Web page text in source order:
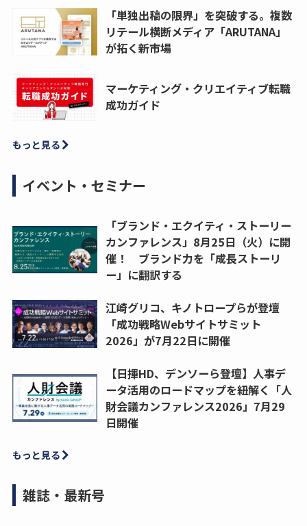
「単独出稿の限界」を突破する。複数
リテール横断メディア「ARUTANA」
が拓く新市場
マーケティング・クリエイティブ転職
成功ガイド
もっと見る
イベント・セミナー
「ブランド・エクイティ・ストーリー
カンファレンス」8月25日（火）に開
催！ ブランド力を「成長ストーリ
ー」に翻訳する
江崎グリコ、キノトロープらが登壇
「成功戦略Webサイトサミット
2026」が7月22日に開催
【日揮HD、デンソーら登壇】人事デ
ータ活用のロードマップを紐解く「人
財会議カンファレンス2026」7月29
日開催
もっと見る
雑誌・最新号